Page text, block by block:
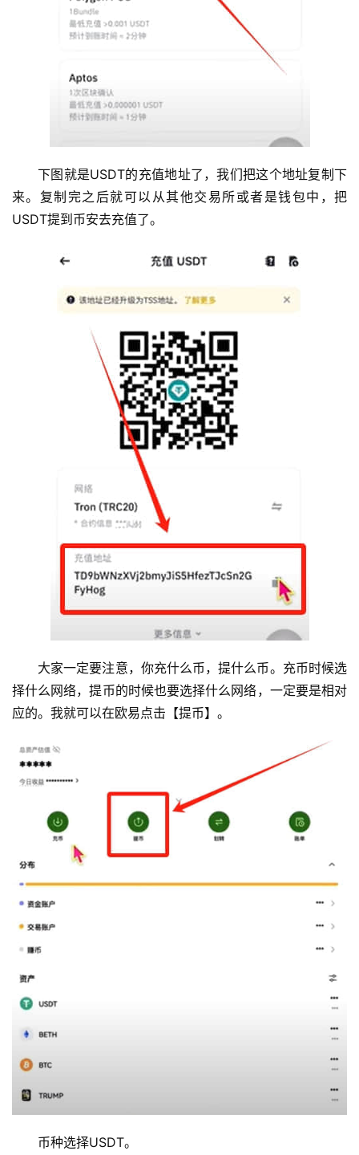
下图就是USDT的充值地址了，我们把这个地址复制下
来。复制完之后就可以从其他交易所或者是钱包中，把
USDT提到币安去充值了。
大家一定要注意，你充什么币，提什么币。充币时候选
择什么网络，提币的时候也要选择什么网络，一定要是相对
应的。我就可以在欧易点击【提币】。
币种选择USDT。